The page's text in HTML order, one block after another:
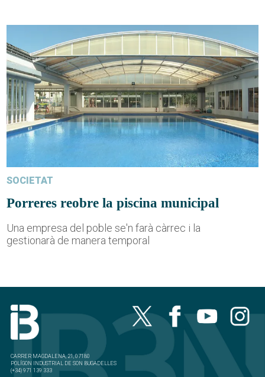
SOCIETAT
Porreres reobre la piscina municipal
Una empresa del poble se'n farà càrrec i la
gestionarà de manera temporal
CARRER MAGDALENA, 21, 07180
POLÍGON INDUSTRIAL DE SON BUGADELLES
(+34) 971 139 333